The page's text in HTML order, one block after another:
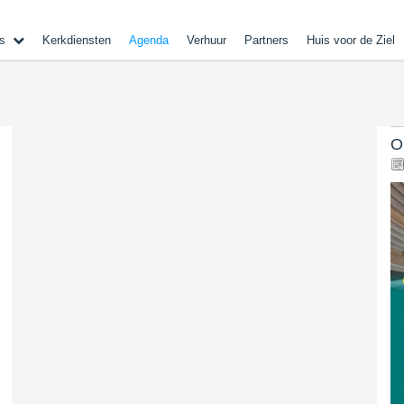
Kerkdiensten Agenda Verhuur Partners Huis voor de Ziel